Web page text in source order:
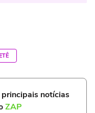
notícias
ZAP